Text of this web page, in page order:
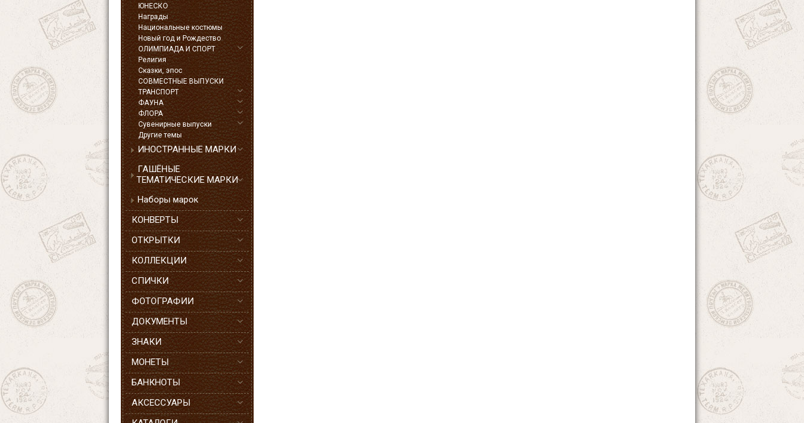
ЮНЕСКО
Награды
Национальные костюмы
Новый год и Рождество
ОЛИМПИАДА И СПОРТ
Религия
Сказки, эпос
СОВМЕСТНЫЕ ВЫПУСКИ
ТРАНСПОРТ
ФАУНА
ФЛОРА
Сувенирные выпуски
Другие темы
ИНОСТРАННЫЕ МАРКИ
ГАШЁНЫЕ
ТЕМАТИЧЕСКИЕ МАРКИ
Наборы марок
КОНВЕРТЫ
ОТКРЫТКИ
КОЛЛЕКЦИИ
СПИЧКИ
ФОТОГРАФИИ
ДОКУМЕНТЫ
ЗНАКИ
МОНЕТЫ
БАНКНОТЫ
АКСЕССУАРЫ